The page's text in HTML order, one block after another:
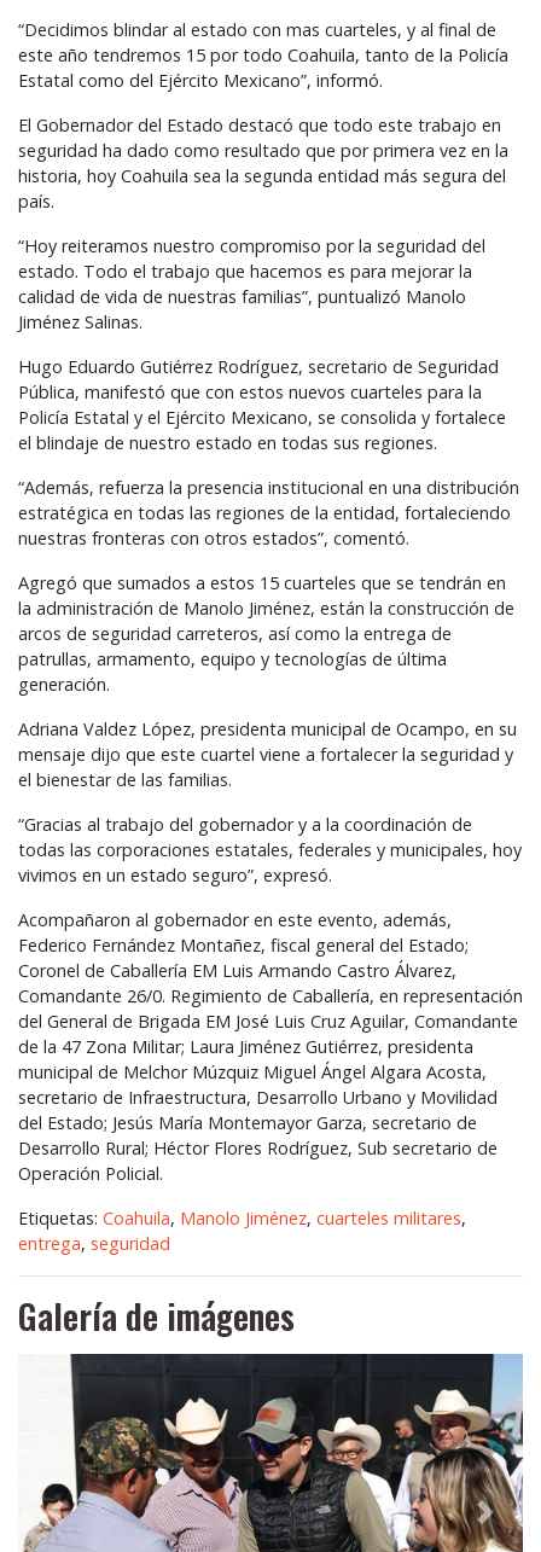
“Decidimos blindar al estado con mas cuarteles, y al final de
este año tendremos 15 por todo Coahuila, tanto de la Policía
Estatal como del Ejército Mexicano”, informó.
El Gobernador del Estado destacó que todo este trabajo en
seguridad ha dado como resultado que por primera vez en la
historia, hoy Coahuila sea la segunda entidad más segura del
país.
“Hoy reiteramos nuestro compromiso por la seguridad del
estado. Todo el trabajo que hacemos es para mejorar la
calidad de vida de nuestras familias”, puntualizó Manolo
Jiménez Salinas.
Hugo Eduardo Gutiérrez Rodríguez, secretario de Seguridad
Pública, manifestó que con estos nuevos cuarteles para la
Policía Estatal y el Ejército Mexicano, se consolida y fortalece
el blindaje de nuestro estado en todas sus regiones.
“Además, refuerza la presencia institucional en una distribución
estratégica en todas las regiones de la entidad, fortaleciendo
nuestras fronteras con otros estados”, comentó.
Agregó que sumados a estos 15 cuarteles que se tendrán en
la administración de Manolo Jiménez, están la construcción de
arcos de seguridad carreteros, así como la entrega de
patrullas, armamento, equipo y tecnologías de última
generación.
Adriana Valdez López, presidenta municipal de Ocampo, en su
mensaje dijo que este cuartel viene a fortalecer la seguridad y
el bienestar de las familias.
“Gracias al trabajo del gobernador y a la coordinación de
todas las corporaciones estatales, federales y municipales, hoy
vivimos en un estado seguro”, expresó.
Acompañaron al gobernador en este evento, además,
Federico Fernández Montañez, fiscal general del Estado;
Coronel de Caballería EM Luis Armando Castro Álvarez,
Comandante 26/0. Regimiento de Caballería, en representación
del General de Brigada EM José Luis Cruz Aguilar, Comandante
de la 47 Zona Militar; Laura Jiménez Gutiérrez, presidenta
municipal de Melchor Múzquiz Miguel Ángel Algara Acosta,
secretario de Infraestructura, Desarrollo Urbano y Movilidad
del Estado; Jesús María Montemayor Garza, secretario de
Desarrollo Rural; Héctor Flores Rodríguez, Sub secretario de
Operación Policial.
Etiquetas: Coahuila, Manolo Jiménez, cuarteles militares,
entrega, seguridad
Galería de imágenes
Anterior